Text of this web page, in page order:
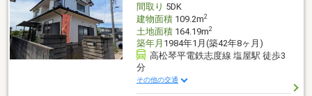
間取り 5DK
建物面積109.2m2
土地面積164.19m2
築年月 1984年1月(築42年8ヶ月)
高松琴平電鉄志度線 塩屋駅 徒歩3
分
その他の交通